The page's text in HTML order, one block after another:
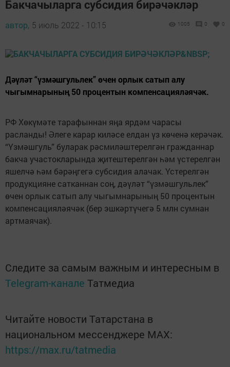
Бакчачыларга субсидия бирәчәкләр
автор, 5 июль 2022 - 10:15 1005 0 0
Дәүләт “үзмәшгульлек” өчен орлык сатып алу
чыгымнарының 50 процентын компенсацияләячәк.
РФ Хөкүмәте тарафыннан яңа ярдәм чарасы
расланды! Әлеге карар киләсе елдан үз көченә керәчәк.
“Үзмәшгуль” буларак рәсмиләштерелгән гражданнар
бакча участокларында җитештерелгән һәм үстерелгән
яшелчә һәм бәрәңгегә субсидия алачак. Үстерелгән
продукцияне сатканнан соң, дәүләт “үзмәшгульлек”
өчен орлык сатып алу чыгымнарының 50 процентын
компенсацияләячәк (бер эшкәртүчегә 5 млн сумнан
артмаячак).
Следите за самым важным и интересным в
Telegram-канале Татмедиа
Читайте новости Татарстана в
национальном мессенджере MАХ:
https://max.ru/tatmedia